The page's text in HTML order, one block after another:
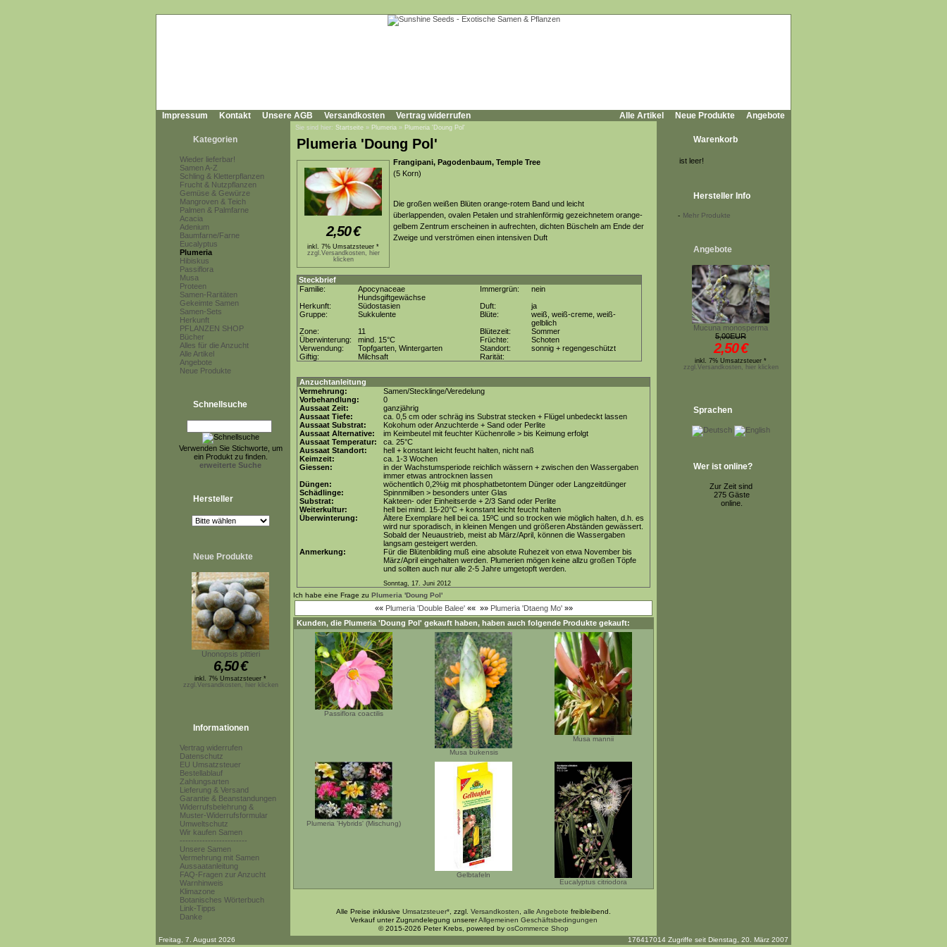
Impressum Kontakt Unsere AGB Versandkosten Vertrag widerrufen Alle Artikel Neue Produkte Angebote
Kategorien
Wieder lieferbar!
Samen A-Z
Schling & Kletterpflanzen
Frucht & Nutzpflanzen
Gemüse & Gewürze
Mangroven & Teich
Palmen & Palmfarne
Acacia
Adenium
Baumfarne/Farne
Eucalyptus
Plumeria
Hibiskus
Passiflora
Musa
Proteen
Samen-Raritäten
Gekeimte Samen
Samen-Sets
Herkunft
PFLANZEN SHOP
Bücher
Alles für die Anzucht
Alle Artikel
Angebote
Neue Produkte
Schnellsuche
Verwenden Sie Stichworte, um
ein Produkt zu finden.
erweiterte Suche
Hersteller
Neue Produkte
Unonopsis pittieri
6,50€
inkl. 7% Umsatzsteuer *
zzgl.Versandkosten, hier klicken
Informationen
Vertrag widerrufen
Datenschutz
EU Umsatzsteuer
Bestellablauf
Zahlungsarten
Lieferung & Versand
Garantie & Beanstandungen
Widerrufsbelehrung &
Muster-Widerrufsformular
Umweltschutz
Wir kaufen Samen
------------------------
Unsere Samen
Vermehrung mit Samen
Aussaatanleitung
FAQ-Fragen zur Anzucht
Warnhinweis
Klimazone
Botanisches Wörterbuch
Link-Tipps
Danke
Sie sind hier: Startseite » Plumeria » Plumeria 'Doung Pol'
Plumeria 'Doung Pol'
2,50€
inkl. 7% Umsatzsteuer *
zzgl.Versandkosten, hier
klicken
Frangipani, Pagodenbaum, Temple Tree
(5 Korn)
Die großen weißen Blüten orange-rotem Band und leicht
überlappenden, ovalen Petalen und strahlenförmig gezeichnetem orange-
gelbem Zentrum erscheinen in aufrechten, dichten Büscheln am Ende der
Zweige und verströmen einen intensiven Duft
Steckbrief
Familie:
Apocynaceae
Hundsgiftgewächse
Immergrün:
nein
Herkunft:
Südostasien Duft:
ja
Gruppe:
Sukkulente Blüte:
weiß, weiß-creme, weiß-
gelblich
Zone:
11 Blütezeit:
Sommer
Überwinterung:
mind. 15°C Früchte:
Schoten
Verwendung:
Topfgarten, Wintergarten Standort:
sonnig + regengeschützt
Giftig:
Milchsaft Rarität:
Anzuchtanleitung
Vermehrung:
Samen/Stecklinge/Veredelung
Vorbehandlung:
0
Aussaat Zeit:
ganzjährig
Aussaat Tiefe:
ca. 0,5 cm oder schräg ins Substrat stecken + Flügel unbedeckt lassen
Aussaat Substrat:
Kokohum oder Anzuchterde + Sand oder Perlite
Aussaat Alternative:
im Keimbeutel mit feuchter Küchenrolle > bis Keimung erfolgt
Aussaat Temperatur:
ca. 25°C
Aussaat Standort:
hell + konstant leicht feucht halten, nicht naß
Keimzeit:
ca. 1-3 Wochen
Giessen:
in der Wachstumsperiode reichlich wässern + zwischen den Wassergaben
immer etwas antrocknen lassen
Düngen:
wöchentlich 0,2%ig mit phosphatbetontem Dünger oder Langzeitdünger
Schädlinge:
Spinnmilben > besonders unter Glas
Substrat:
Kakteen- oder Einheitserde + 2/3 Sand oder Perlite
Weiterkultur:
hell bei mind. 15-20°C + konstant leicht feucht halten
Überwinterung:
Ältere Exemplare hell bei ca. 15ºC und so trocken wie möglich halten, d.h. es
wird nur sporadisch, in kleinen Mengen und größeren Abständen gewässert.
Sobald der Neuaustrieb, meist ab März/April, können die Wassergaben
langsam gesteigert werden.
Anmerkung:
Für die Blütenbilding muß eine absolute Ruhezeit von etwa November bis
März/April eingehalten werden. Plumerien mögen keine allzu großen Töpfe
und sollten auch nur alle 2-5 Jahre umgetopft werden.
Sonntag, 17. Juni 2012
Ich habe eine Frage zu Plumeria 'Doung Pol'
«« Plumeria 'Double Balee'«« »» Plumeria 'Dtaeng Mo'»»
Kunden, die Plumeria 'Doung Pol' gekauft haben, haben auch folgende Produkte gekauft:
Passiflora coactilis
Musa bukensis
Musa mannii
Plumeria 'Hybrids' (Mischung)
Gelbtafeln
Eucalyptus citriodora
Warenkorb
ist leer!
Hersteller Info
- Mehr Produkte
Angebote
Mucuna monosperma
5,00EUR
2,50€
inkl. 7% Umsatzsteuer *
zzgl.Versandkosten, hier klicken
Sprachen
Wer ist online?
Zur Zeit sind
275 Gäste
online.
Alle Preise inklusive Umsatzsteuer* , zzgl. Versandkosten alle Angebote freibleibend.
Verkauf unter Zugrundelegung unsererAllgemeinen Geschäftsbedingungen
© 2015-2026 Peter Krebs, powered by osCommerce Shop
Freitag, 7. August 2026
176417014 Zugriffe seit Dienstag, 20. März 2007